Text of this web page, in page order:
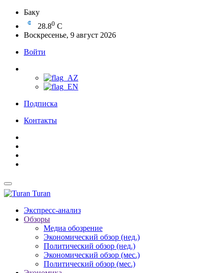
Баку
28.80 C
Воскресенье, 9 август 2026
Войти
Подписка
Контакты
Turan
Экспресс-анализ
Обзоры
Медиа обозрение
Экономический обзор (нед.)
Политический обзор (нед.)
Экономический обзор (мес.)
Политический обзор (мес.)